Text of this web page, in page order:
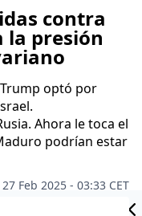
contra
la presión
Trump optó por
Ahora le toca el
podrían estar
27 Feb 2025 - 03:33 CET